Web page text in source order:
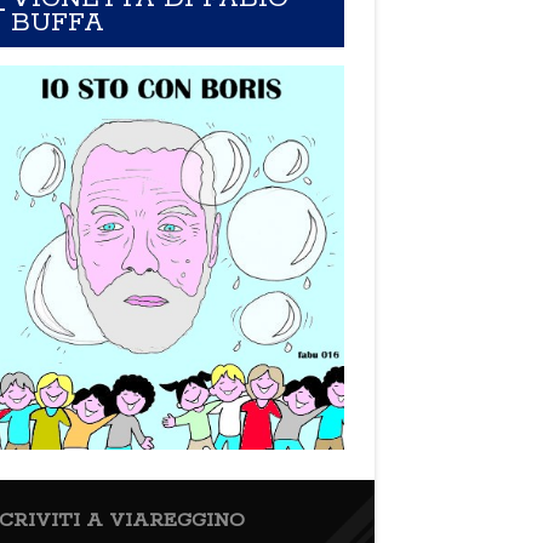
BUFFA
A VIAREGGINO